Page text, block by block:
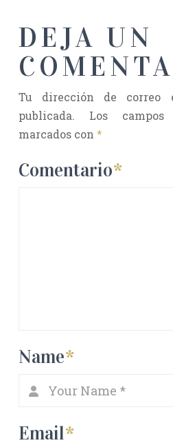
DEJA UN
Tu dirección de correo
publicada.
Los
marcados con *
Comentario*
Name*
Email*